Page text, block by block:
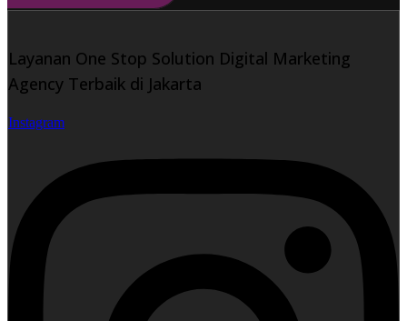
Layanan One Stop Solution Digital Marketing
Agency Terbaik di Jakarta
Instagram